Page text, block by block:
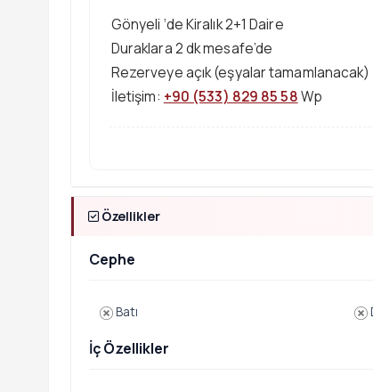
Gönyeli ‘de Kiralık 2+1 Daire
Duraklara 2 dk mesafe’de
Rezerveye açık (eşyalar tamamlanacak)
İletişim: +90 (533) 829 85 58Wp
Özellikler
Cephe
Batı
İç Özellikler